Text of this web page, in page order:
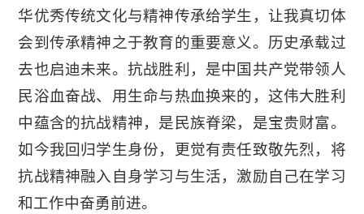
华优秀传统文化与精神传承给学生，让我真切体
会到传承精神之于教育的重要意义。历史承载过
去也启迪未来。抗战胜利，是中国共产党带领人
民浴血奋战、用生命与热血换来的，这伟大胜利
中蕴含的抗战精神，是民族脊梁，是宝贵财富。
如今我回归学生身份，更觉有责任致敬先烈，将
抗战精神融入自身学习与生活，激励自己在学习
和工作中奋勇前进。